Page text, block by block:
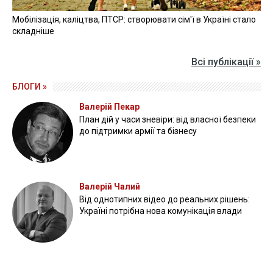
Мобілізація, каліцтва, ПТСР: створювати сім'ї в Україні стало
складніше
Всі публікації »
БЛОГИ »
Валерій Пекар
План дій у часи зневіри: від власної безпеки
до підтримки армії та бізнесу
Валерій Чалий
Від однотипних відео до реальних рішень:
Україні потрібна нова комунікація влади